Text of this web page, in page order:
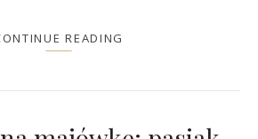
READING